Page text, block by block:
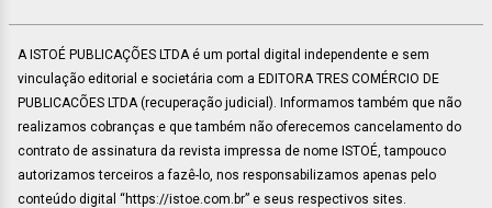
A ISTOÉ PUBLICAÇÕES LTDA é um portal digital independente e sem
vinculação editorial e societária com a EDITORA TRES COMÉRCIO DE
PUBLICACÕES LTDA (recuperação judicial). Informamos também que não
realizamos cobranças e que também não oferecemos cancelamento do
contrato de assinatura da revista impressa de nome ISTOÉ, tampouco
autorizamos terceiros a fazê-lo, nos responsabilizamos apenas pelo
conteúdo digital “https://istoe.com.br” e seus respectivos sites.